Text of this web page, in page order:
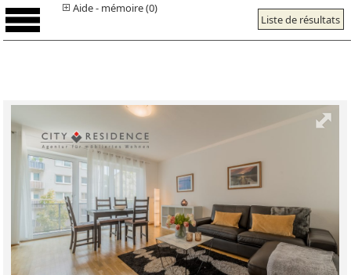
Liste de résultats
Aide - mémoire (0)